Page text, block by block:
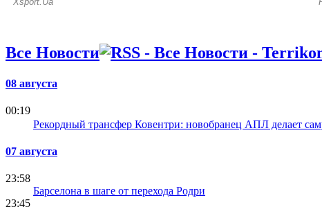
Все Новости
08 августа
00:19
Рекордный трансфер Ковентри: новобранец АПЛ делает
07 августа
23:58
Барселона в шаге от перехода Родри
23:45